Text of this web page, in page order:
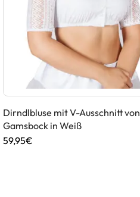
Dirndlbluse mit V-Ausschnitt von
Gamsbock in Weiß
59,95€